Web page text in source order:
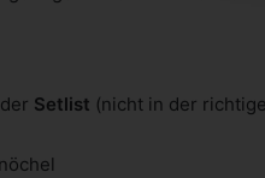
Setlist (nicht in der